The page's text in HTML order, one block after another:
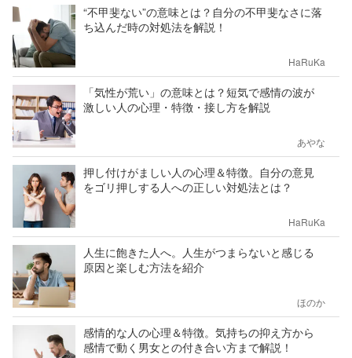
“不甲斐ない”の意味とは？自分の不甲斐なさに落
ち込んだ時の対処法を解説！
HaRuKa
「気性が荒い」の意味とは？短気で感情の波が
激しい人の心理・特徴・接し方を解説
あやな
押し付けがましい人の心理＆特徴。自分の意見
をゴリ押しする人への正しい対処法とは？
HaRuKa
人生に飽きた人へ。人生がつまらないと感じる
原因と楽しむ方法を紹介
ほのか
感情的な人の心理＆特徴。気持ちの抑え方から
感情で動く男女との付き合い方まで解説！